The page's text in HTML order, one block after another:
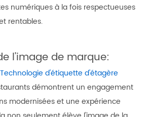
numériques à la fois respectueuses
rentables.
l'image de marque:
Technologie d'étiquette d'étagère
démontrent un engagement
modernisées et une expérience